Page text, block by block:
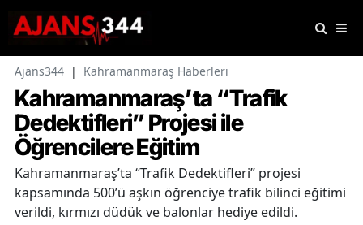
Ajans344 | Kahramanmaraş Haberleri
Kahramanmaraş’ta “Trafik
Dedektifleri” Projesi ile
Öğrencilere Eğitim
Kahramanmaraş’ta “Trafik Dedektifleri” projesi
kapsamında 500’ü aşkın öğrenciye trafik bilinci eğitimi
verildi, kırmızı düdük ve balonlar hediye edildi.